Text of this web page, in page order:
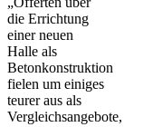
die Errichtung
einer neuen
Halle als
Betonkonstruktion
fielen um einiges
teurer aus als
Vergleichsangebote,